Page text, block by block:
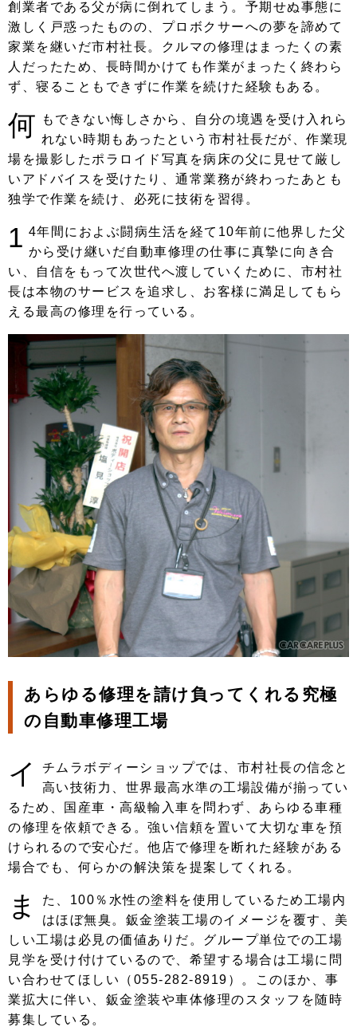
創業者である父が病に倒れてしまう。予期せぬ事態に
激しく戸惑ったものの、プロボクサーへの夢を諦めて
家業を継いだ市村社長。クルマの修理はまったくの素
人だったため、長時間かけても作業がまったく終わら
ず、寝ることもできずに作業を続けた経験もある。
何
もできない悔しさから、自分の境遇を受け入れら
れない時期もあったという市村社長だが、作業現
場を撮影したポラロイド写真を病床の父に見せて厳し
いアドバイスを受けたり、通常業務が終わったあとも
独学で作業を続け、必死に技術を習得。
1 4年間におよぶ闘病生活を経て10年前に他界した父
から受け継いだ自動車修理の仕事に真摯に向き合
い、自信をもって次世代へ渡していくために、市村社
長は本物のサービスを追求し、お客様に満足してもら
える最高の修理を行っている。
あらゆる修理を請け負ってくれる究極
の自動車修理工場
イ
チムラボディーショップでは、市村社長の信念と
高い技術力、世界最高水準の工場設備が揃ってい
るため、国産車・高級輸入車を問わず、あらゆる車種
の修理を依頼できる。強い信頼を置いて大切な車を預
けられるので安心だ。他店で修理を断れた経験がある
場合でも、何らかの解決策を提案してくれる。
ま
た、100％水性の塗料を使用しているため工場内
はほぼ無臭。鈑金塗装工場のイメージを覆す、美
しい工場は必見の価値ありだ。グループ単位での工場
見学を受け付けているので、希望する場合は工場に問
い合わせてほしい（055-282-8919）。このほか、事
業拡大に伴い、鈑金塗装や車体修理のスタッフを随時
募集している。